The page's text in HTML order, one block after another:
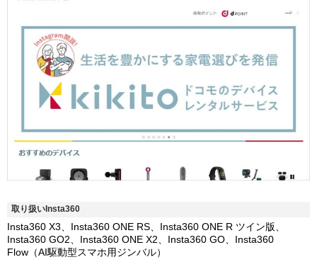
取り扱いInsta360
Insta360 X3、Insta360 ONE RS、Insta360 ONE R ツイン版、
Insta360 GO2、Insta360 ONE X2、Insta360 GO、Insta360
Flow（AI駆動型スマホ用ジンバル）